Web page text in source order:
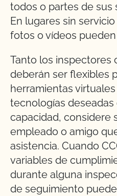
todos o partes de sus
En lugares sin
fotos o vídeos
Tanto los inspectores
deberán ser flexibles
herramientas
tecnologías
capacidad, considere
empleado o amigo
asistencia. Cuando
variables de
durante alguna
de seguimiento